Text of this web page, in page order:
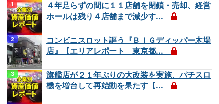
４年足らずの間に１１店舗を閉鎖・売却、経営
ホールは残り４店舗まで減少す...
コンビニスロット謳う『ＢＩＧディッパー木場
店』【エリアレポート 東京都...
旗艦店が２１年ぶりの大改装を実施、パチスロ
機を増台して再始動を果たす【...